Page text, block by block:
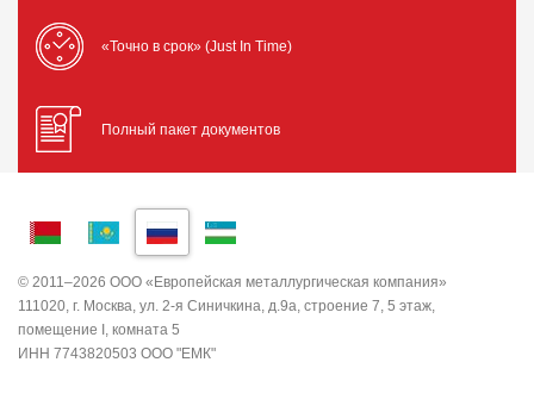
«Точно в срок» (Just In Time)
Полный пакет документов
© 2011–2026 ООО «Европейская металлургическая компания»
111020, г. Москва, ул. 2-я Синичкина, д.9а, строение 7, 5 этаж,
помещение I, комната 5
ИНН 7743820503 ООО "ЕМК"